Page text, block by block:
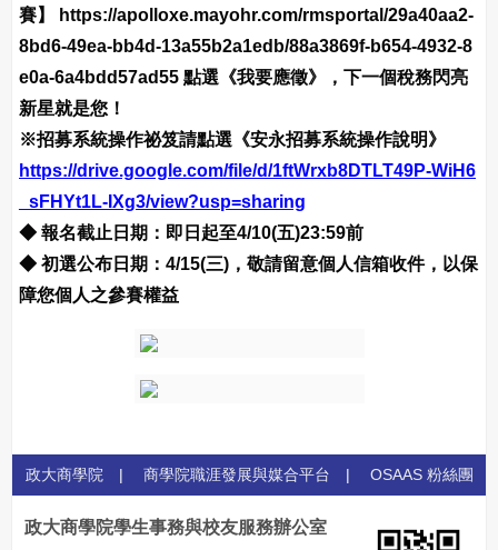
賽】 https://apolloxe.mayohr.com/rmsportal/29a40aa2-
8bd6-49ea-bb4d-13a55b2a1edb/88a3869f-b654-4932-8
e0a-6a4bdd57ad55 點選《我要應徵》，下一個稅務閃亮
新星就是您！
※招募系統操作祕笈請點選《安永招募系統操作說明》
https://drive.google.com/file/d/1ftWrxb8DTLT49P-WiH6
_sFHYt1L-IXg3/view?usp=sharing
◆ 報名截止日期：即日起至4/10(五)23:59前
◆ 初選公布日期：4/15(三)，敬請留意個人信箱收件，以保
障您個人之參賽權益
政大商學院 | 商學院職涯發展與媒合平台 | OSAAS 粉絲團
政大商學院學生事務與校友服務辦公室